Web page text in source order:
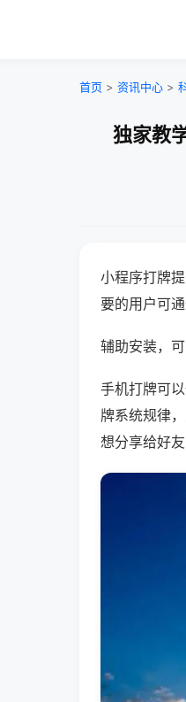
首页 > 资讯中心 >
独家教
小程序打牌
要的用户可
辅助安装，
手机打牌可
牌系统规律
想分享给好